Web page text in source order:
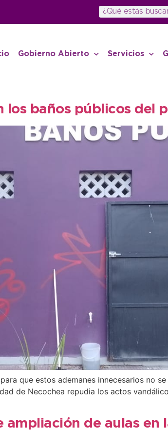
Gobierno Abierto Servicios
los baños públicos del
que estos ademanes innecesarios no
de Necochea repudia los actos
de aulas en